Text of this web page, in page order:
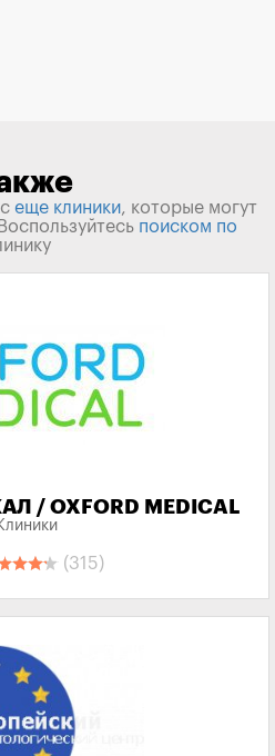
еще клиники, которые могут
поиском по
/ OXFORD MEDICAL
(315)